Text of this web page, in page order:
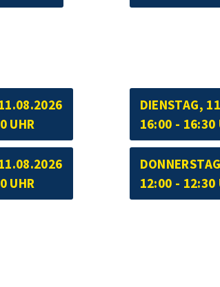
UHR
DIENSTAG,
16:00 - 16:30
UHR
12:00 - 12:30